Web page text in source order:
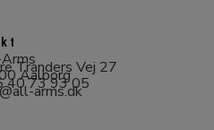
Tranders Vej 27
Aalborg
40 73 93 05
arms.dk